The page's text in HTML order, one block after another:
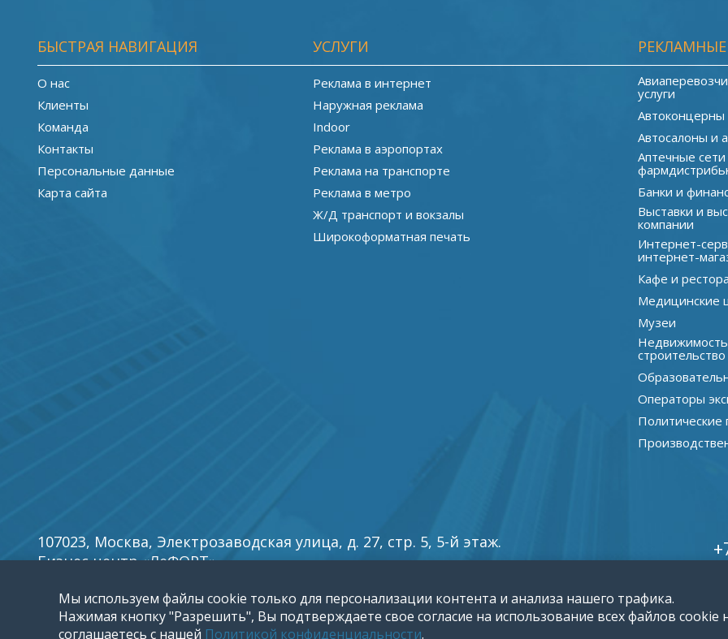
БЫСТРАЯ НАВИГАЦИЯ УСЛУГИ
О нас
Клиенты
Команда
Контакты
Персональные данные
Карта сайта
Реклама в интернет
Наружная реклама
Indoor
Реклама в аэропортах
Реклама на транспорте
Реклама в метро
Ж/Д транспорт и вокзалы
Широкоформатная печать
услуги
Автоконцерны
Автосалоны и
Аптечные
Банки и
Выставки и
компании
Интернет-
интернет-
Кафе и
Медицинские
Музеи
строительство
Операторы
Политические
107023, Москва, Электрозаводская улица, д. 27, стр. 5, 5-й этаж.
Бизнес центр «ЛеФОРТ».
info5@reklamy
Мы используем файлы cookie только для персонализации контента и анализа нашего трафика.
Нажимая кнопку "Разрешить", Вы подтверждаете свое согласие на использование всех файлов cookie
соглашаетесь с нашей Политикой конфиденциальности.